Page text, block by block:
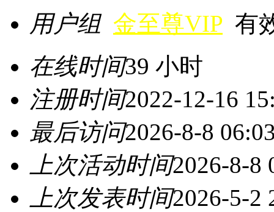
用户组 金至尊VIP 有
在线时间39 小时
注册时间2022-12-16
最后访问2026-8-8
上次活动时间2026-8-8
上次发表时间2026-5-2